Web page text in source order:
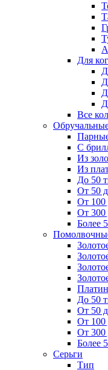
Для
Все
С
Из
Из
До 50
От 50
От 100
От 300
Более
До 50
От 50
От 100
От 300
Более
Серьги
Тип